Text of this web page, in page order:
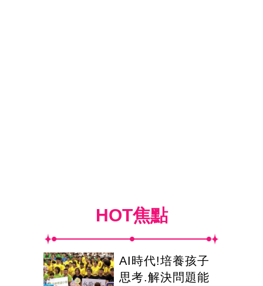
HOT焦點
AI時代!培養孩子
思考.解決問題能